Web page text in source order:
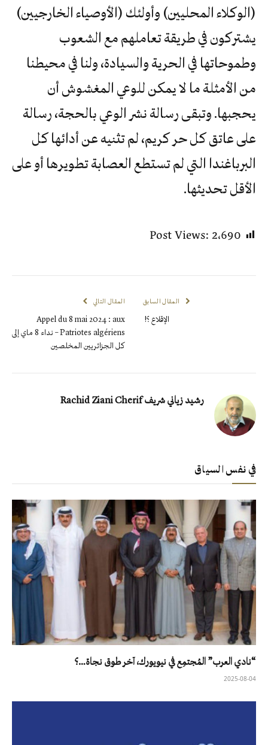
(الوكلاء المحليين) وأولئك (الأوصياء الخارجيين)
يشتركون في طريقة تعاملهم مع الشعوب
وطموحاتها في الحرية والسيادة، ولنا في محيطنا
من الأمثلة ما لا يمكن للوعي المغشوش أن
يحجبها. وتبقى رسالة نشر الوعي بالحجة، رسالة
على عاتق كل حر كريم، لم تثنيه عن أدائها كل
البرباغندا التي لم تستطع العصابة تطويرها أو على
الأقل تحديثها.
Post Views:2٬690
المقال السابق
الإقلاع ؟!
المقال التالي
Appel du 8 mai 2024 : aux
Patriotes algériens – نداء 8 ماي إلى
كل الجزائريين المخلصين
رشيد زياني شريف Rachid Ziani Cherif
في نفس السياق
“نادي العرب” المُجتمِع في نيويورك، آخر طوق نجاة…؟
2025-08-04